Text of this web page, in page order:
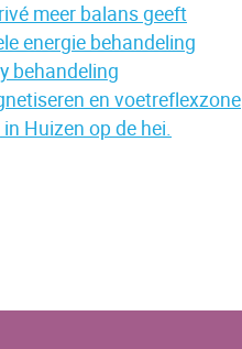
meer balans geeft
energie behandeling
behandeling
en voetreflexzone
Huizen op de hei.